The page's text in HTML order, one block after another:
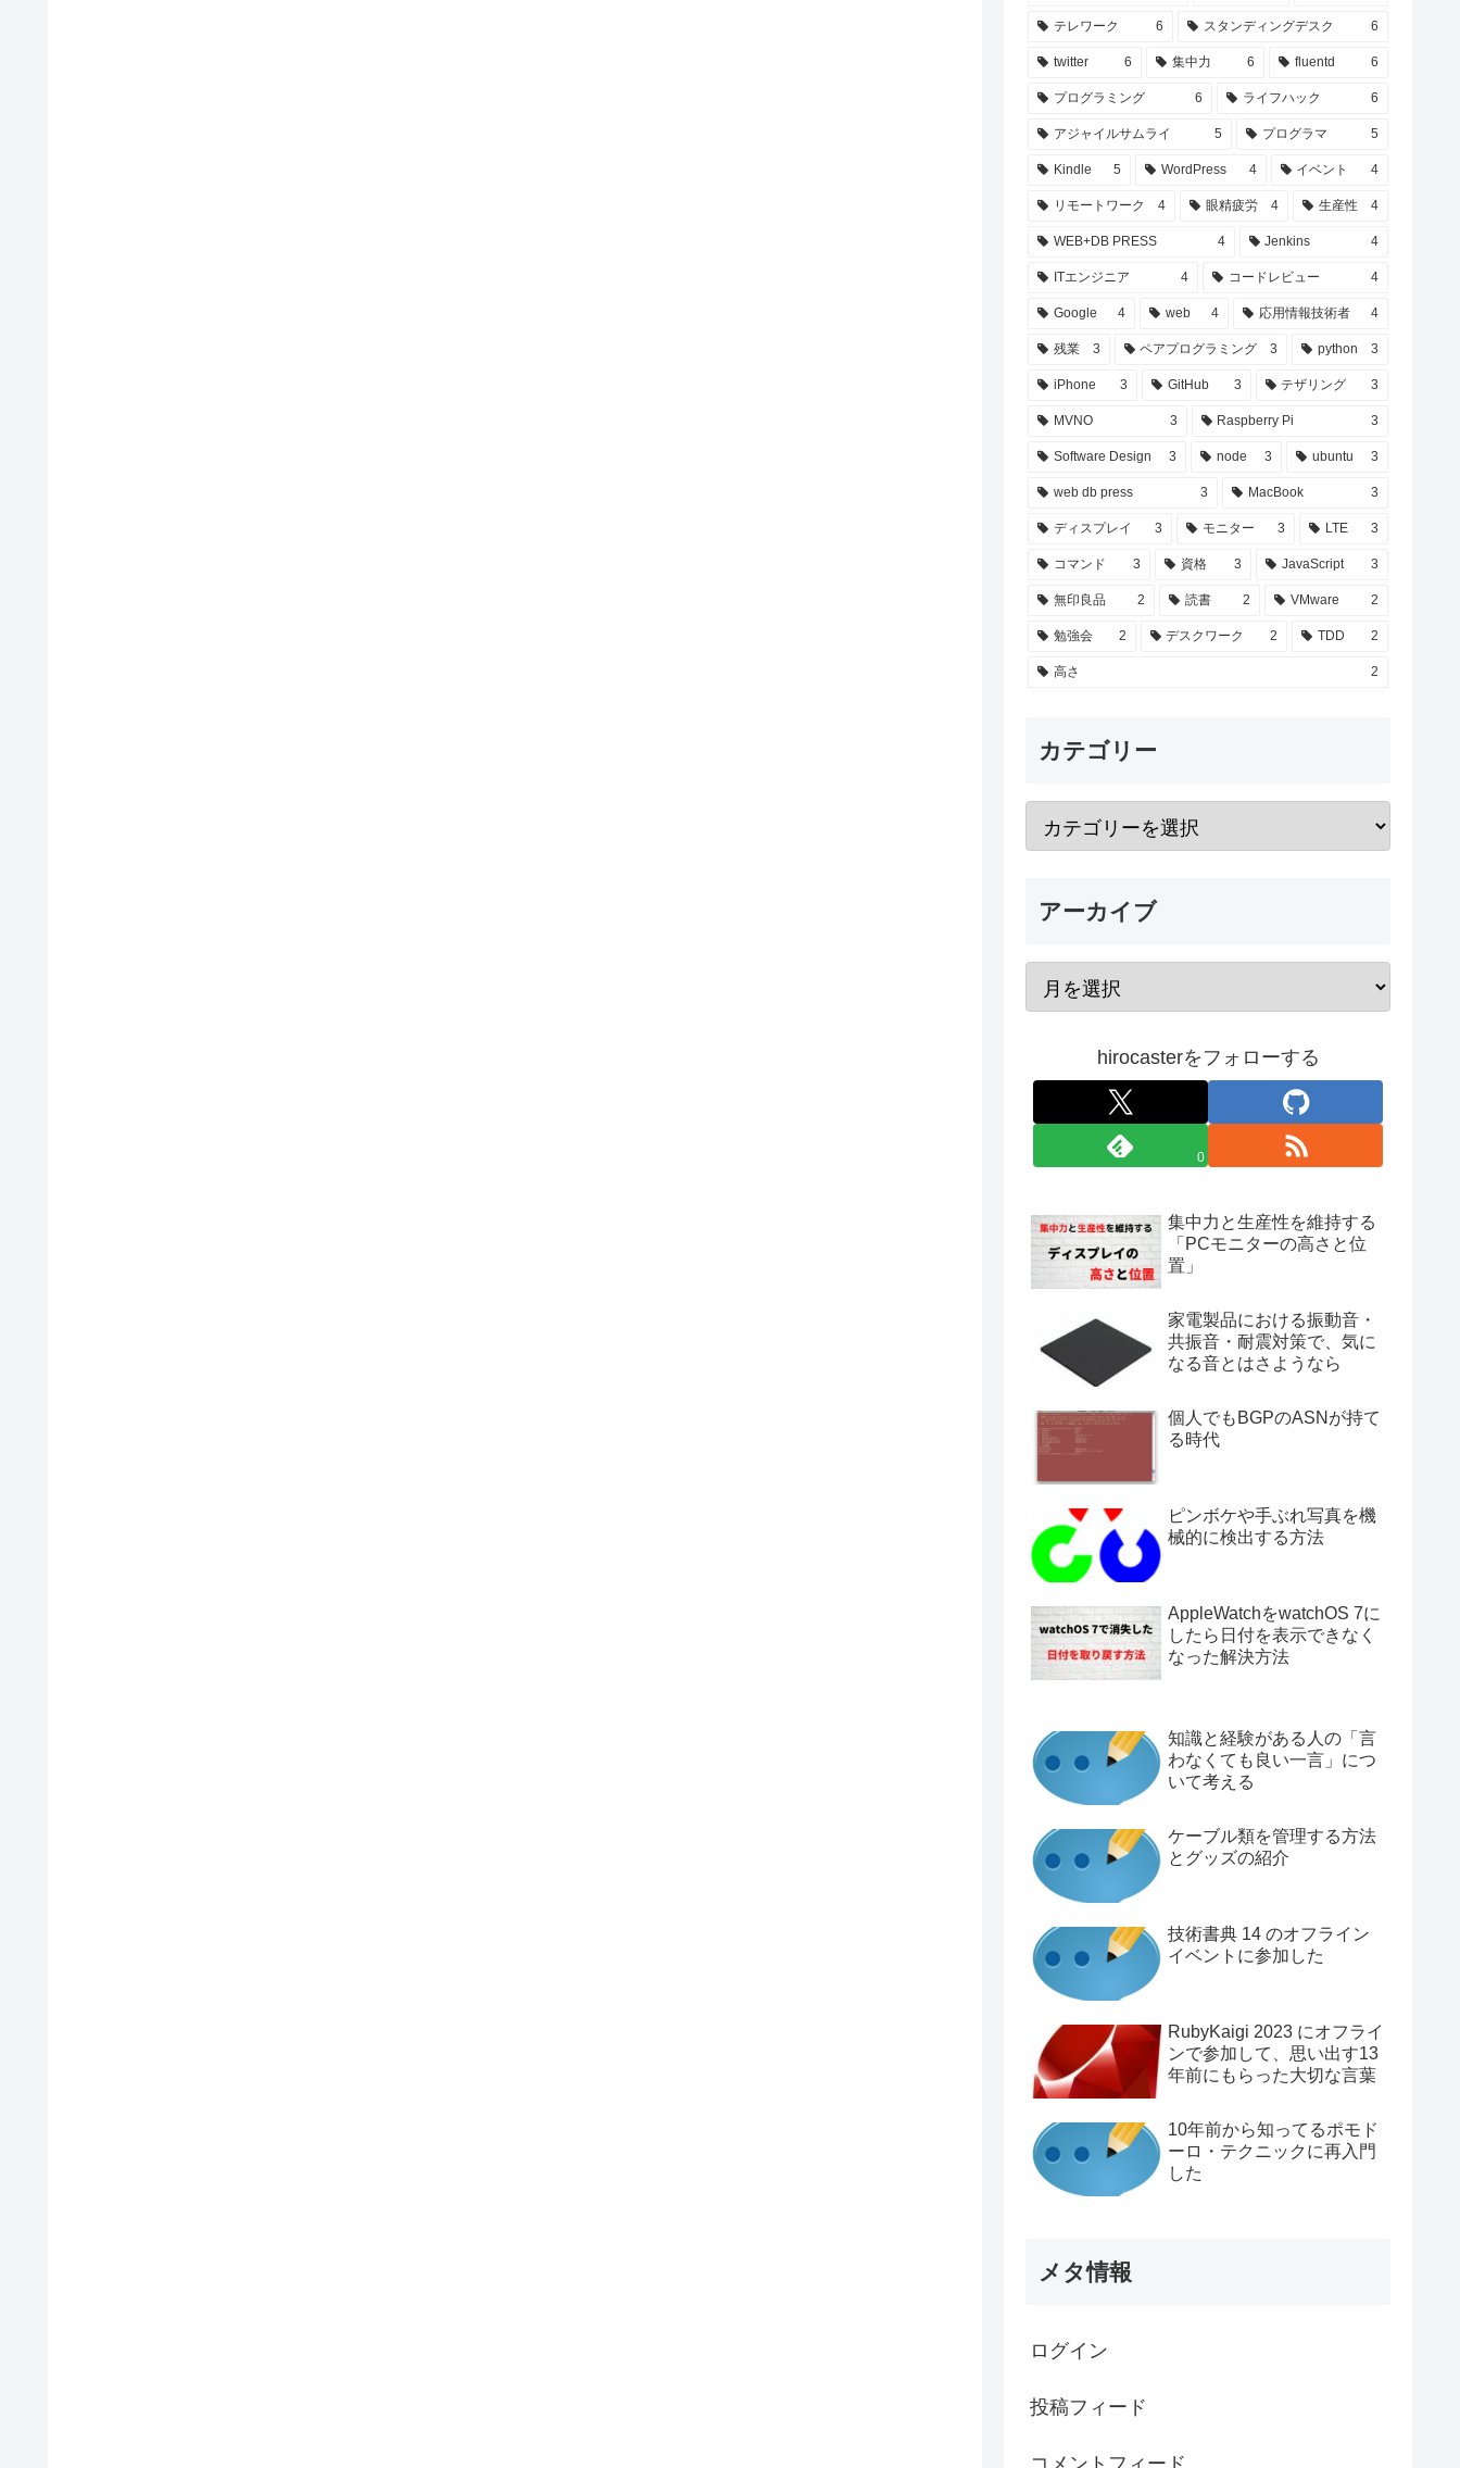
テレワーク 6 スタンディングデスク 6
twitter 6 集中力 6 fluentd 6
プログラミング 6 ライフハック 6
アジャイルサムライ 5 プログラマ 5
Kindle 5 WordPress 4 イベント 4
リモートワーク 4 眼精疲労 4 生産性 4
WEB+DB PRESS 4 Jenkins 4
ITエンジニア 4 コードレビュー 4
Google 4 web 4 応用情報技術者 4
残業 3 ペアプログラミング 3 python 3
iPhone 3 GitHub 3 テザリング 3
MVNO 3 Raspberry Pi 3
Software Design 3 node 3 ubuntu 3
web db press 3 MacBook 3
ディスプレイ 3 モニター 3 LTE 3
コマンド 3 資格 3 JavaScript 3
無印良品 2 読書 2 VMware 2
勉強会 2 デスクワーク 2 TDD 2
高さ 2
カテゴリー
アーカイブ
hirocasterをフォローする
0
集中力と生産性を維持する
「PCモニターの高さと位
置」
家電製品における振動音・
共振音・耐震対策で、気に
なる音とはさようなら
個人でもBGPのASNが持て
る時代
ピンボケや手ぶれ写真を機
械的に検出する方法
AppleWatchをwatchOS 7に
したら日付を表示できなく
なった解決方法
知識と経験がある人の「言
わなくても良い一言」につ
いて考える
ケーブル類を管理する方法
とグッズの紹介
技術書典 14 のオフライン
イベントに参加した
RubyKaigi 2023 にオフライ
ンで参加して、思い出す13
年前にもらった大切な言葉
10年前から知ってるポモド
ーロ・テクニックに再入門
した
メタ情報
ログイン
投稿フィード
コメントフィード